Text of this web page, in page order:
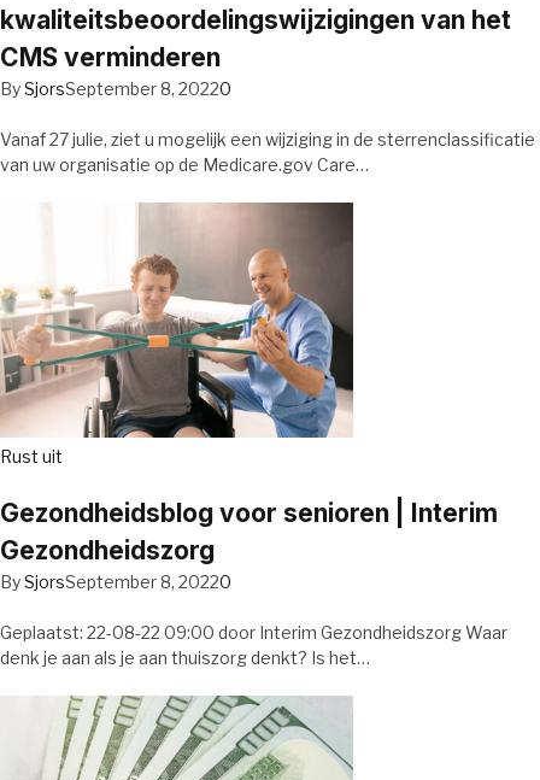
kwaliteitsbeoordelingswijzigingen van het
CMS verminderen
BySjorsSeptember 8, 20220
Vanaf 27 julie, ziet u mogelijk een wijziging in de sterrenclassificatie
van uw organisatie op de Medicare.gov Care…
Rust uit
Gezondheidsblog voor senioren | Interim
Gezondheidszorg
BySjorsSeptember 8, 20220
Geplaatst: 22-08-22 09:00 door Interim Gezondheidszorg Waar
denk je aan als je aan thuiszorg denkt? Is het…